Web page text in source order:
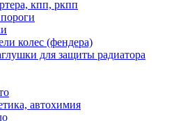
кпп, ркпп
колес (фендера)
для защиты радиатора
автохимия